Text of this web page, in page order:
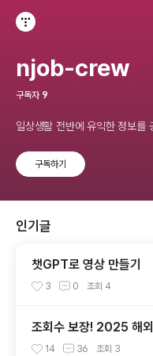
njob-crew
구독자 9
일상생활 전반에 유익한 정보를
구독하기
인기글
챗GPT로 영상 만들기
3 0 조회 4
조회수 보장! 2025 해외
주제 TOP 10과 성공 전
14 36 조회 3